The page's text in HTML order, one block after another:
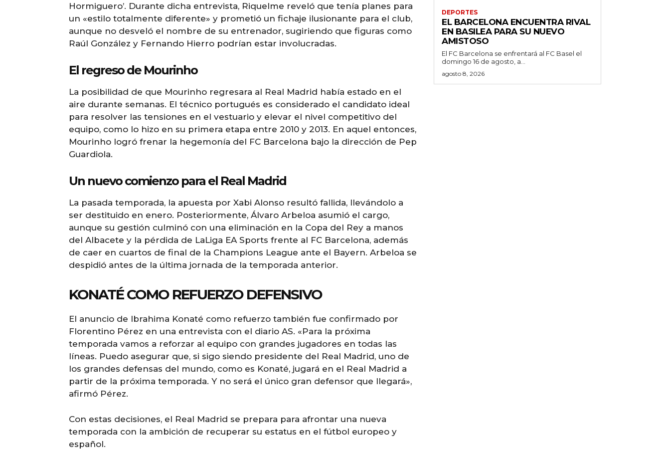
Hormiguero’. Durante dicha entrevista, Riquelme reveló que tenía planes para
un «estilo totalmente diferente» y prometió un fichaje ilusionante para el club,
aunque no desveló el nombre de su entrenador, sugiriendo que figuras como
Raúl González y Fernando Hierro podrían estar involucradas.
El regreso de Mourinho
La posibilidad de que Mourinho regresara al Real Madrid había estado en el
aire durante semanas. El técnico portugués es considerado el candidato ideal
para resolver las tensiones en el vestuario y elevar el nivel competitivo del
equipo, como lo hizo en su primera etapa entre 2010 y 2013. En aquel entonces,
Mourinho logró frenar la hegemonía del FC Barcelona bajo la dirección de Pep
Guardiola.
Un nuevo comienzo para el Real Madrid
La pasada temporada, la apuesta por Xabi Alonso resultó fallida, llevándolo a
ser destituido en enero. Posteriormente, Álvaro Arbeloa asumió el cargo,
aunque su gestión culminó con una eliminación en la Copa del Rey a manos
del Albacete y la pérdida de LaLiga EA Sports frente al FC Barcelona, además
de caer en cuartos de final de la Champions League ante el Bayern. Arbeloa se
despidió antes de la última jornada de la temporada anterior.
KONATÉ COMO REFUERZO DEFENSIVO
El anuncio de Ibrahima Konaté como refuerzo también fue confirmado por
Florentino Pérez en una entrevista con el diario AS. «Para la próxima
temporada vamos a reforzar al equipo con grandes jugadores en todas las
líneas. Puedo asegurar que, si sigo siendo presidente del Real Madrid, uno de
los grandes defensas del mundo, como es Konaté, jugará en el Real Madrid a
partir de la próxima temporada. Y no será el único gran defensor que llegará»,
afirmó Pérez.
Con estas decisiones, el Real Madrid se prepara para afrontar una nueva
temporada con la ambición de recuperar su estatus en el fútbol europeo y
español.
DEPORTES
EL BARCELONA ENCUENTRA RIVAL
EN BASILEA PARA SU NUEVO
AMISTOSO
El FC Barcelona se enfrentará al FC Basel el
domingo 16 de agosto, a...
agosto 8, 2026